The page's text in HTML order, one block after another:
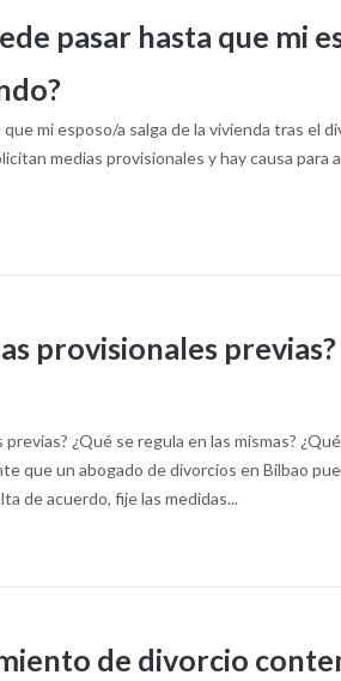
pasar hasta que mi
mi esposo/a salga de la vivienda tras el
medias provisionales y hay causa para
provisionales
¿Qué se regula en las mismas?
que un abogado de divorcios en Bilbao
de acuerdo, fije las medidas...
de divorcio